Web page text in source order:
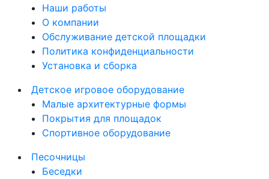
Наши работы
О компании
Обслуживание детской площадки
Политика конфиденциальности
Установка и сборка
Детское игровое оборудование
Малые архитектурные формы
Покрытия для площадок
Спортивное оборудование
Песочницы
Беседки